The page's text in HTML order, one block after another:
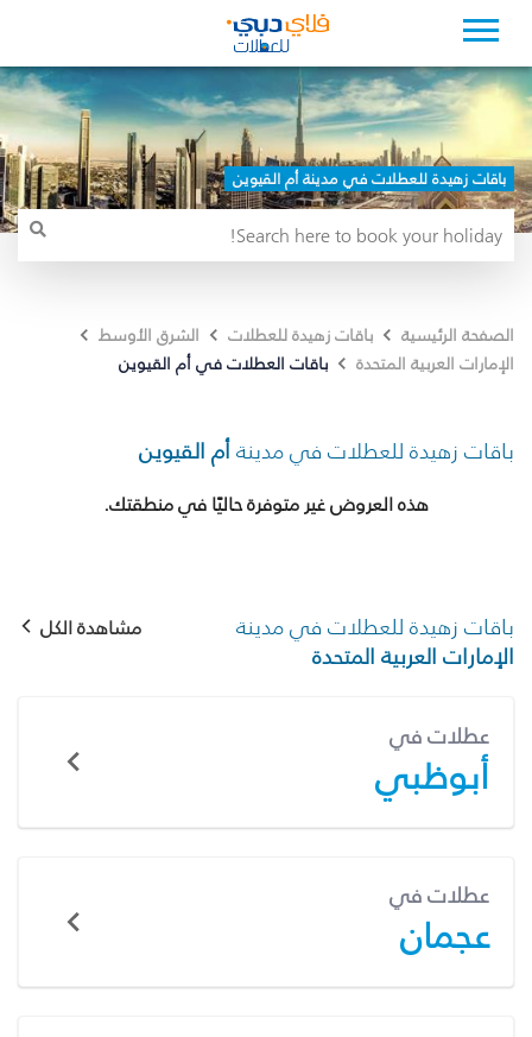
باقات زهيدة للعطلات في مدينة أم القيوين
الصفحة الرئيسية باقات زهيدة للعطلات
الشرق الأوسط
الإمارات العربية المتحدة
باقات العطلات في أم القيوين
باقات زهيدة للعطلات في مدينةأم القيوين
هذه العروض غير متوفرة حاليًا في منطقتك.
باقات زهيدة للعطلات في مدينة
الإمارات العربية المتحدة
مشاهدة الكل
عطلات في
أبوظبي
عطلات في
عجمان